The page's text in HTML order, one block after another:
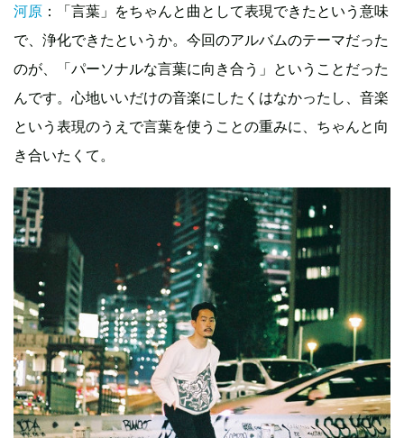
河原 ：「言葉」をちゃんと曲として表現できたという意味
で、浄化できたというか。今回のアルバムのテーマだった
のが、「パーソナルな言葉に向き合う」ということだった
んです。心地いいだけの音楽にしたくはなかったし、音楽
という表現のうえで言葉を使うことの重みに、ちゃんと向
き合いたくて。